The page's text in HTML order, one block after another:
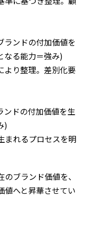
ランドの付加価値を
なる能力＝強み)
より整理。差別化要
ンドの付加価値を生
)
まれるプロセスを明
ブランド価値を、
値へと昇華させてい